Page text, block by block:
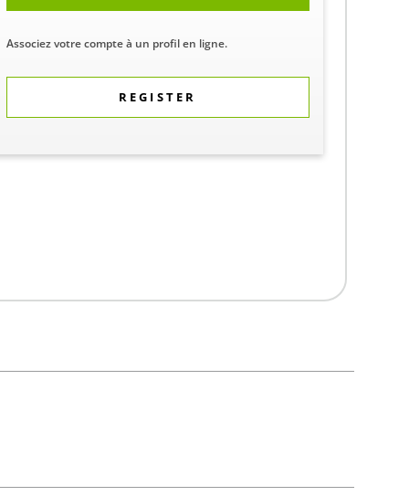
Associez votre compte à un profil en ligne.
REGISTER
la disponibilité et les prix dans votre